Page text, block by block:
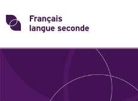
Skip
toTransformons
THÈMES